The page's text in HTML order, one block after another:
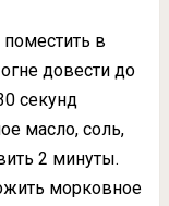
в
довести до
секунд
масло, соль,
2 минуты.
морковное